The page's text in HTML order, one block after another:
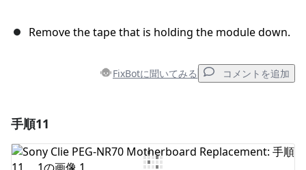
Remove the tape that is holding the module down.
FixBotに聞いてみる コメントを追加
コメントを追加
手順11